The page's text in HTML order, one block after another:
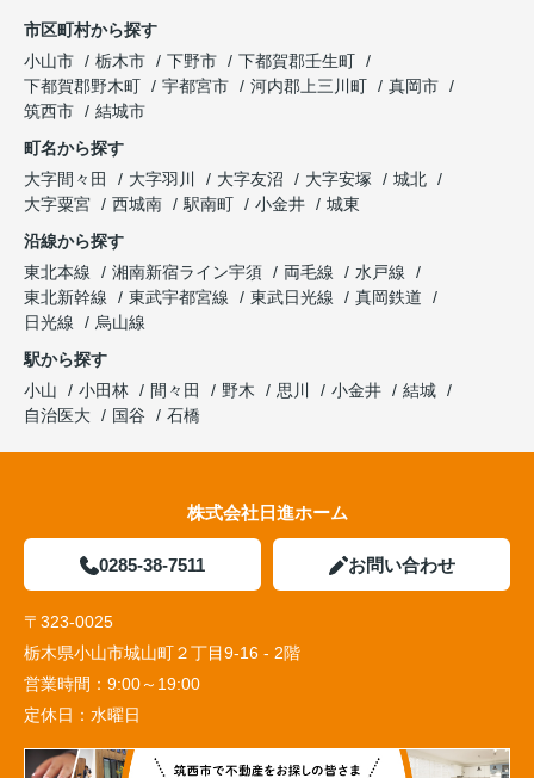
市区町村から探す
小山市
栃木市 下野市
下都賀郡壬生町
下都賀郡野木町
宇都宮市 河内郡上三川町
真岡市
筑西市
結城市
町名から探す
大字間々田
大字羽川 大字友沼 大字安塚
城北
大字粟宮
西城南 駅南町 小金井
城東
沿線から探す
東北本線
湘南新宿ライン宇須 両毛線
水戸線
東北新幹線
東武宇都宮線 東武日光線
真岡鉄道
日光線
烏山線
駅から探す
小山
小田林 間々田 野木 思川 小金井
結城
自治医大
国谷 石橋
株式会社日進ホーム
0285-38-7511 お問い合わせ
〒323-0025
栃木県小山市城山町２丁目9-16 - 2階
営業時間： 9:00～19:00
定休日： 水曜日